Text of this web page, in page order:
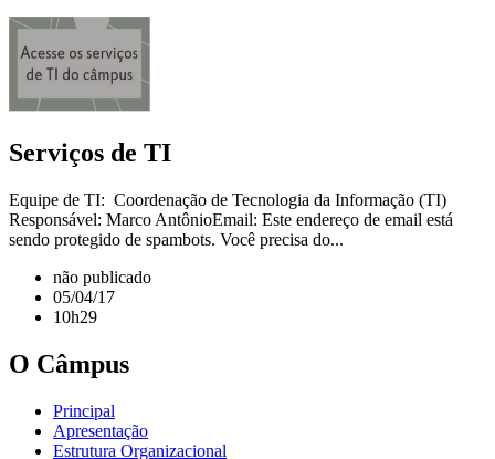
Serviços de TI
Equipe de TI: Coordenação de Tecnologia da Informação (TI)
Responsável: Marco AntônioEmail: Este endereço de email está
sendo protegido de spambots. Você precisa do...
não publicado
05/04/17
10h29
O Câmpus
Principal
Apresentação
Estrutura Organizacional